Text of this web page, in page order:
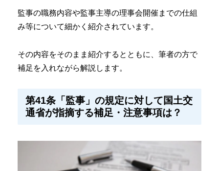
監事の職務内容や監事主導の理事会開催までの仕組
み等について細かく紹介されています。
その内容をそのまま紹介するとともに、筆者の方で
補足を入れながら解説します。
第41条「監事」の規定に対して国土交
通省が指摘する補足・注意事項は？